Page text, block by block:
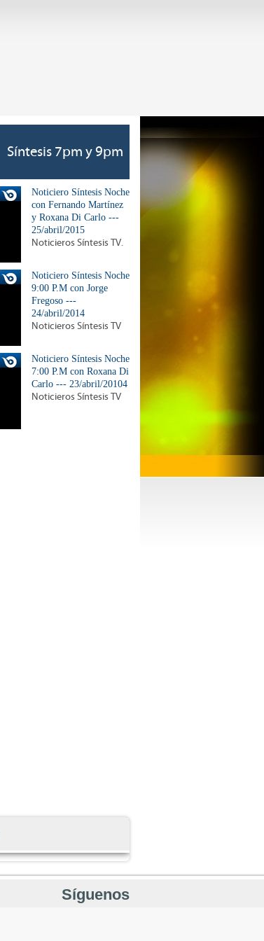
Síntesis 7pm y 9pm
Noticiero Síntesis Noche
con Fernando Martínez
y Roxana Di Carlo ---
25/abril/2015
Noticieros Síntesis TV.
Noticiero Síntesis Noche
9:00 P.M con Jorge
Fregoso ---
24/abril/2014
Noticieros Síntesis TV
Noticiero Síntesis Noche
7:00 P.M con Roxana Di
Carlo --- 23/abril/20104
Noticieros Síntesis TV
Síguenos